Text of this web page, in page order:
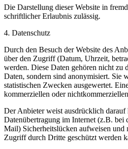
Die Darstellung dieser Website in
schriftlicher Erlaubnis zulässig.
4. Datenschutz
Durch den Besuch der Website des
über den Zugriff (Datum, Uhrzeit,
werden. Diese Daten gehören nicht zu
Daten, sondern sind anonymisiert. Sie
statistischen Zwecken ausgewertet.
kommerziellen oder
Der Anbieter weist ausdrücklich darauf
Datenübertragung im Internet (z.B.
Mail) Sicherheitslücken aufweisen und
Zugriff durch Dritte geschützt werden